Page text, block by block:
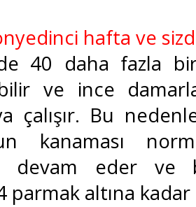
hafta ve
40 daha fazla
ve ince
çalışır. Bu
kanaması
devam eder ve
parmak altına kadar